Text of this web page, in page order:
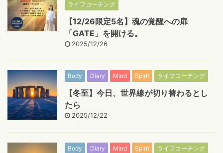
ライフコーチング
【12/26限定5名】魂の覚醒への扉
「GATE」を開ける。
2025/12/26
Body Diary Mind Spirit ライフコーチング
【冬至】今日、世界線が切り替わるとし
たら
2025/12/22
Body Diary Mind Spirit ライフコーチング